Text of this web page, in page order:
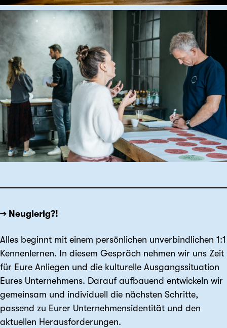
→ Neugierig?!
Alles beginnt mit einem persönlichen unverbindlichen 1:1
Kennenlernen. In diesem Gespräch nehmen wir uns Zeit
für Eure Anliegen und die kulturelle Ausgangssituation
Eures Unternehmens. Darauf aufbauend entwickeln wir
gemeinsam und individuell die nächsten Schritte,
passend zu Eurer Unternehmensidentität und den
aktuellen Herausforderungen.